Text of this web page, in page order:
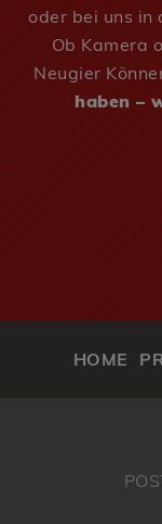
oder bei uns in
Ob Kamera
Neugier
haben –
HOME